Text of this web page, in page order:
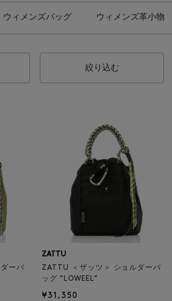
ウィメンズバッグ ウィメンズ革小物
絞り込む
ーバ
ZATTU
ZATTU ＜ザッツ＞ ショルダーバ
ッグ "LOWEEL"
¥31,350